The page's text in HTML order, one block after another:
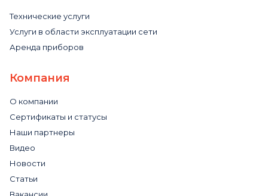
Технические услуги
Услуги в области эксплуатации сети
Аренда приборов
Компания
О компании
Сертификаты и статусы
Наши партнеры
Видео
Новости
Статьи
Вакансии